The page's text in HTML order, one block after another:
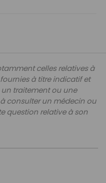
celles relatives à
à titre indicatif et
traitement ou une
consulter un médecin ou
question relative à son